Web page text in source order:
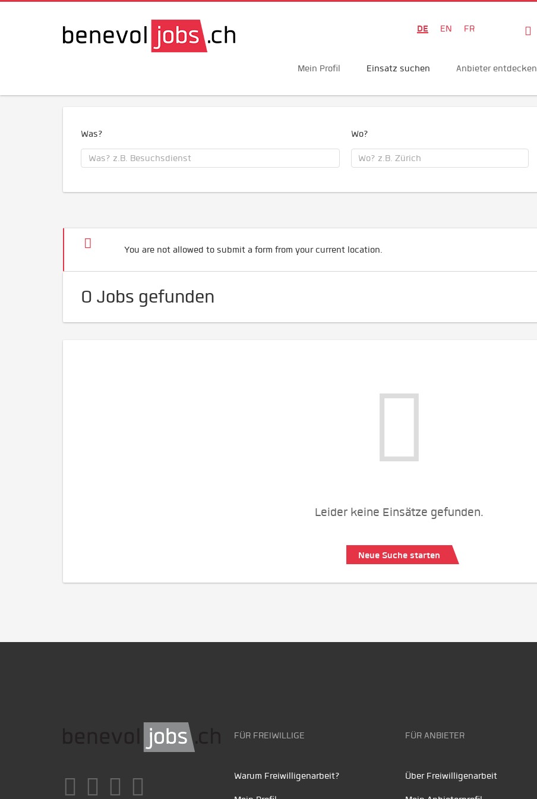
DE EN FR
Mein Profil Einsatz suchen Anbieter entdecken
Was? Wo?
You are not allowed to submit a form from your current location.
0 Jobs gefunden
Leider keine Einsätze gefunden.
Neue Suche starten
FÜR FREIWILLIGE
Warum Freiwilligenarbeit?
FÜR ANBIETER
Über Freiwilligenarbeit